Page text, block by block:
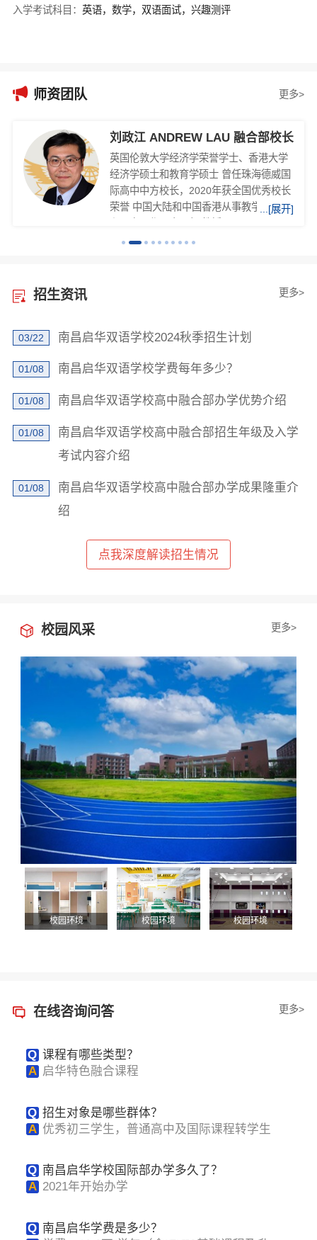
入学考试科目： 英语，数学，双语面试，兴趣测评
 师资团队 更多>
刘政江 ANDREW LAU 融合部校长
英国伦敦大学经济学荣誉学士、香港大学
经济学硕士和教育学硕士 曾任珠海德威国
际高中中方校长，2020年获全国优秀校长
荣誉 中国大陆和中国香港从事教学、管理
l,AP，HKDSE经济学的经验丰富
...[展开]
招生资讯 更多>
03/22 南昌启华双语学校2024秋季招生计划
01/08 南昌启华双语学校学费每年多少？
01/08 南昌启华双语学校高中融合部办学优势介绍
01/08
南昌启华双语学校高中融合部招生年级及入学
考试内容介绍
01/08
南昌启华双语学校高中融合部办学成果隆重介
绍
点我深度解读招生情况
校园风采 更多>
校园环境 校园环境 校园环境
在线咨询问答 更多>
Q 课程有哪些类型？
A 启华特色融合课程
Q 招生对象是哪些群体？
A 优秀初三学生，普通高中及国际课程转学生
Q 南昌启华学校国际部办学多久了？
A 2021年开始办学
Q 南昌启华学费是多少？
×
学校地址发我短信
已阅读并同意《用户隐私政策》
为了更好地为您提供选校咨询、生涯规划、留学、背
师与您联络。关于您的个人信息处理规则详见
私政策》
立即获取